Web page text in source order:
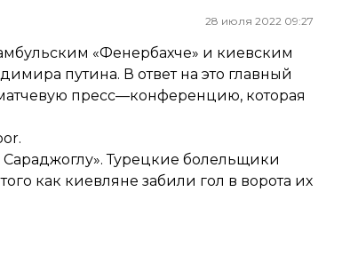
28 июля 2022 09:27
«Фенербахче» и киевским
путина. В ответ на это главный
пресс—конференцию, которая
.
Турецкие болельщики
как киевляне забили гол в ворота их